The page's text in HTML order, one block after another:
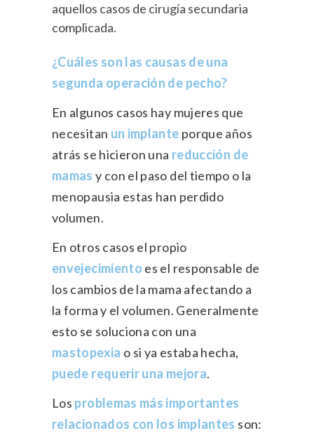
aquellos casos de cirugía secundaria
complicada.
¿Cuáles son las causas de una
segunda operación de pecho?
En algunos casos hay mujeres que
necesitan un implante porque años
atrás se hicieron una reducción de
mamas y con el paso del tiempo o la
menopausia estas han perdido
volumen.
En otros casos el propio
envejecimiento es el responsable de
los cambios de la mama afectando a
la forma y el volumen. Generalmente
esto se soluciona con una
mastopexia o si ya estaba hecha,
puede requerir una mejora.
Los problemas más importantes
relacionados con los implantes son: